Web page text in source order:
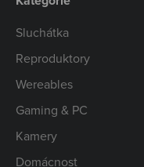
Sluchátka
Reproduktory
Wereables
Gaming & PC
Kamery
Domácnost